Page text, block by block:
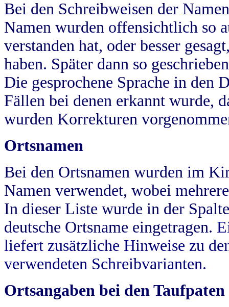
Bei den Schreibweisen der
Namen wurden offensichtlich so
verstanden hat, oder besser
haben. Später dann so
Die gesprochene Sprache in
Fällen bei denen erkannt wurde,
wurden Korrekturen
Ortsnamen
Bei den Ortsnamen wurden im
Namen verwendet, wobei
In dieser Liste wurde in der
deutsche Ortsname eingetragen.
liefert zusätzliche Hinweise zu
verwendeten Schreibvarianten.
Ortsangaben bei den Taufpaten